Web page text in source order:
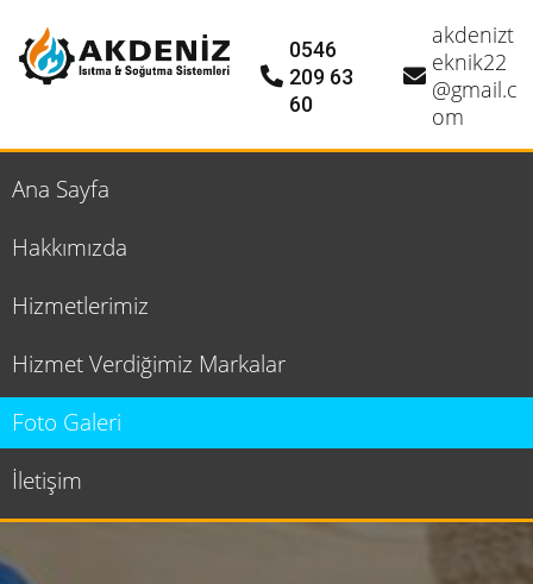
0546
209 63
60
akdenizt
eknik22
@gmail.c
om
Ana Sayfa
Hakkımızda
Hizmetlerimiz
Hizmet Verdiğimiz Markalar
Foto Galeri
İletişim